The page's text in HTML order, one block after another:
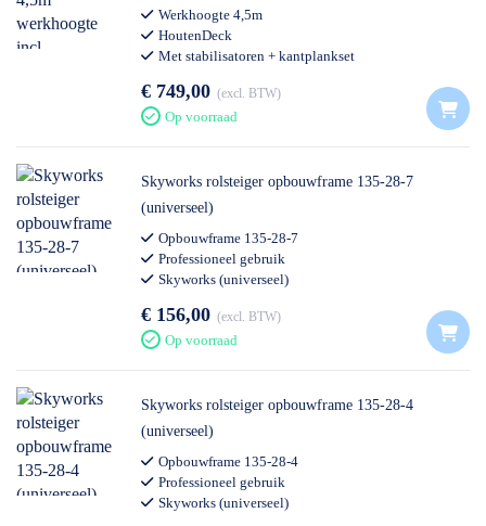
Werkhoogte 4,5m
HoutenDeck
Met stabilisatoren + kantplankset
€ 749,00 excl. BTW
Op voorraad
Skyworks rolsteiger opbouwframe 135-28-7
(universeel)
Opbouwframe 135-28-7
Professioneel gebruik
Skyworks (universeel)
€ 156,00 excl. BTW
Op voorraad
Skyworks rolsteiger opbouwframe 135-28-4
(universeel)
Opbouwframe 135-28-4
Professioneel gebruik
Skyworks (universeel)